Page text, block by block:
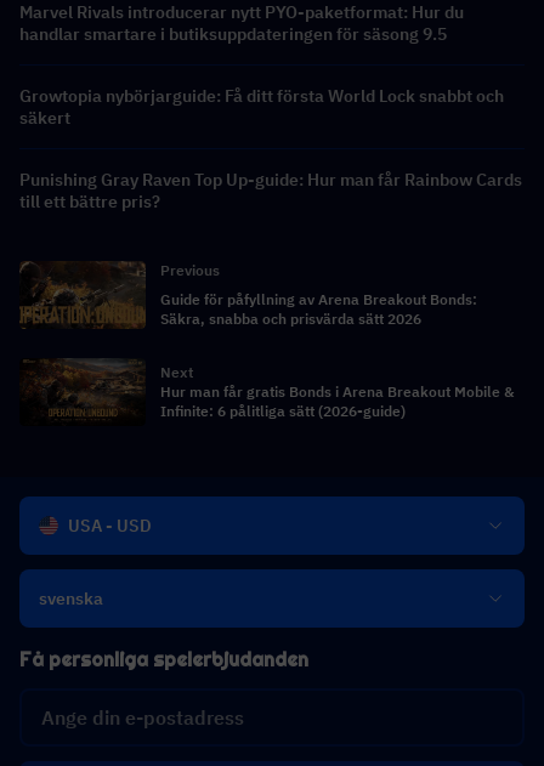
Marvel Rivals introducerar nytt PYO-paketformat: Hur du
handlar smartare i butiksuppdateringen för säsong 9.5
Growtopia nybörjarguide: Få ditt första World Lock snabbt och
säkert
Punishing Gray Raven Top Up-guide: Hur man får Rainbow Cards
till ett bättre pris?
Previous
Guide för påfyllning av Arena Breakout Bonds:
Säkra, snabba och prisvärda sätt 2026
Next
Hur man får gratis Bonds i Arena Breakout Mobile &
Infinite: 6 pålitliga sätt (2026-guide)
USA - USD
svenska
Få personliga spelerbjudanden